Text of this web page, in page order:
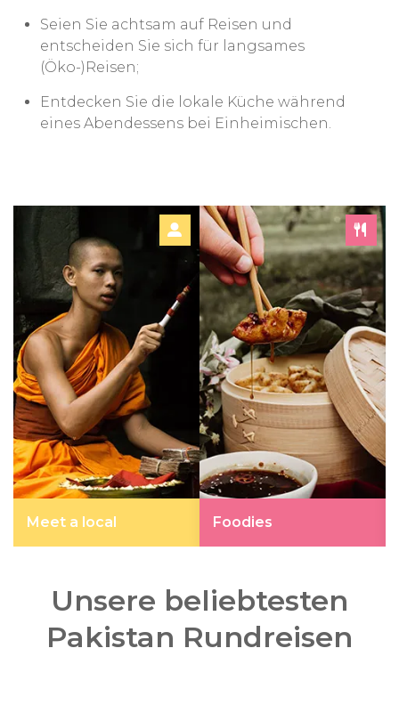
Seien Sie achtsam auf Reisen und
entscheiden Sie sich für langsames
(Öko-)Reisen;
Entdecken Sie die lokale Küche während
eines Abendessens bei Einheimischen.
Meet a local Foodies
Unsere beliebtesten
Pakistan Rundreisen